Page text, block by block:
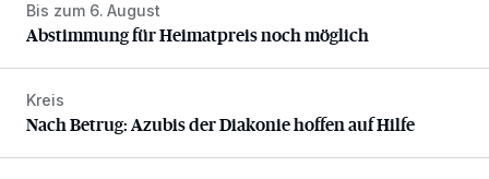
Abstimmung für Heimatpreis noch möglich
Bis zum 6. August
Abstimmung für Heimatpreis noch möglich
Nach Betrug: Azubis der Diakonie hoffen auf Hilfe
Kreis
Nach Betrug: Azubis der Diakonie hoffen auf Hilfe